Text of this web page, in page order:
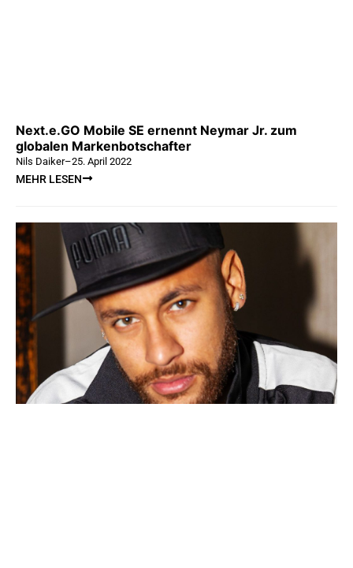
Next.e.GO Mobile SE ernennt Neymar Jr. zum
globalen Markenbotschafter
Nils Daiker–25. April 2022
MEHR LESEN